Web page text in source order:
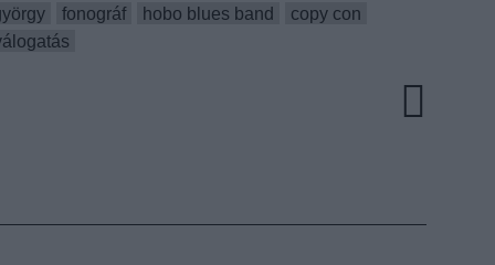
fonográf hobo blues band
copy con